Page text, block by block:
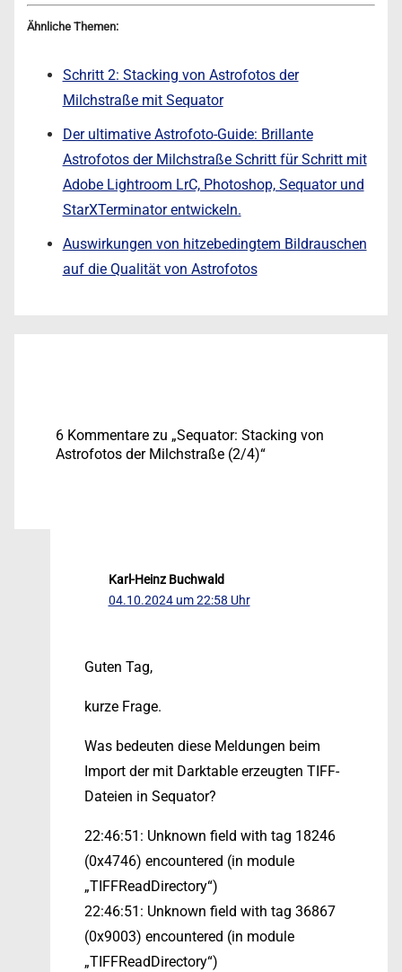
Ähnliche Themen:
Schritt 2: Stacking von Astrofotos der
Milchstraße mit Sequator
Der ultimative Astrofoto-Guide: Brillante
Astrofotos der Milchstraße Schritt für Schritt mit
Adobe Lightroom LrC, Photoshop, Sequator und
StarXTerminator entwickeln.
Auswirkungen von hitzebedingtem Bildrauschen
auf die Qualität von Astrofotos
6 Kommentare zu „Sequator: Stacking von
Astrofotos der Milchstraße (2/4)“
Karl-Heinz Buchwald
04.10.2024 um 22:58 Uhr
Guten Tag,
kurze Frage.
Was bedeuten diese Meldungen beim
Import der mit Darktable erzeugten TIFF-
Dateien in Sequator?
22:46:51: Unknown field with tag 18246
(0x4746) encountered (in module
„TIFFReadDirectory“)
22:46:51: Unknown field with tag 36867
(0x9003) encountered (in module
„TIFFReadDirectory“)